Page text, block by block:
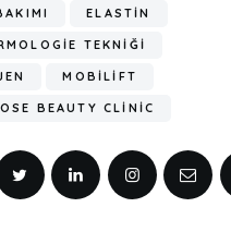
ELASTIN
TEKNIĞI
MOBILIFT
BEAUTY CLINIC